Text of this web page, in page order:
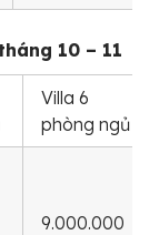
10 – 11
Villa 6
phòng ngủ
9.000.000